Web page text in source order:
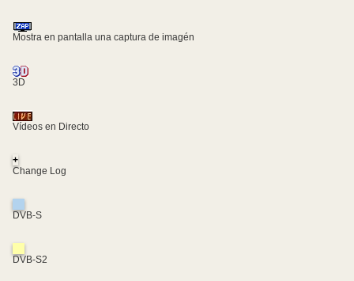
Mostra en pantalla una captura de imagén
3D
Vídeos en Directo
+
Change Log
DVB-S
DVB-S2